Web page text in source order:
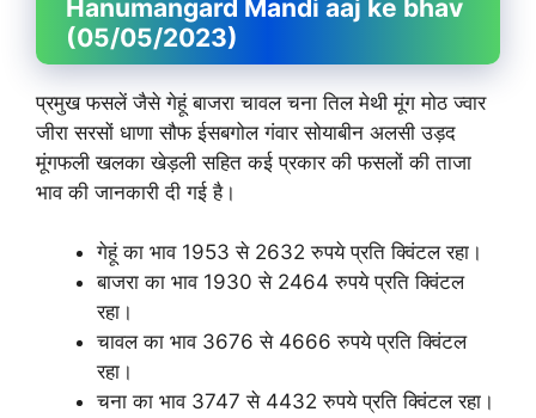
Hanumangard Mandi aaj ke bhav
(05/05/2023)
प्रमुख फसलें जैसे गेहूं बाजरा चावल चना तिल मेथी मूंग मोठ ज्वार
जीरा सरसों धाणा सौफ ईसबगोल गंवार सोयाबीन अलसी उड़द
मूंगफली खलका खेड़ली सहित कई प्रकार की फसलों की ताजा
भाव की जानकारी दी गई है।
गेहूं का भाव 1953 से 2632 रुपये प्रति क्विंटल रहा।
बाजरा का भाव 1930 से 2464 रुपये प्रति क्विंटल
रहा।
चावल का भाव 3676 से 4666 रुपये प्रति क्विंटल
रहा।
चना का भाव 3747 से 4432 रुपये प्रति क्विंटल रहा।